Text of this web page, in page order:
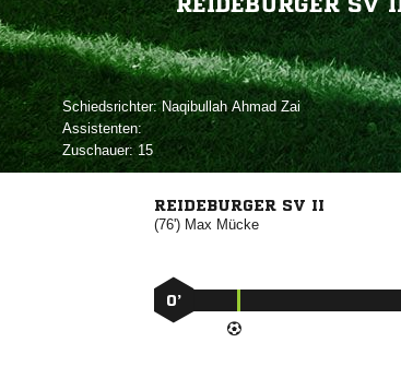
REIDEBURGER SV
Schiedsrichter:  
Assistenten:
Zuschauer:15
REIDEBURGER SV II
(76')  
0’